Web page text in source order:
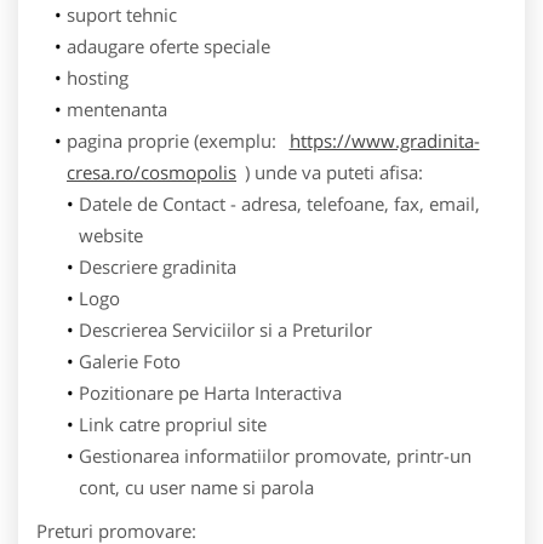
suport tehnic
adaugare oferte speciale
hosting
mentenanta
pagina proprie (exemplu:
https://www.gradinita-
cresa.ro/cosmopolis ) unde va puteti afisa:
Datele de Contact - adresa, telefoane, fax, email,
website
Descriere gradinita
Logo
Descrierea Serviciilor si a Preturilor
Galerie Foto
Pozitionare pe Harta Interactiva
Link catre propriul site
Gestionarea informatiilor promovate, printr-un
cont, cu user name si parola
Preturi promovare: